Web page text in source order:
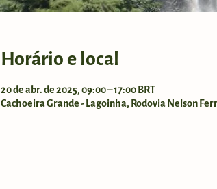
Horário e local
20 de abr. de 2025, 09:00 – 17:00 BRT
Cachoeira Grande - Lagoinha, Rodovia Nelson